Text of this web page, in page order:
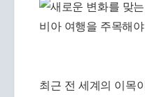
최근 전 세계의 이목